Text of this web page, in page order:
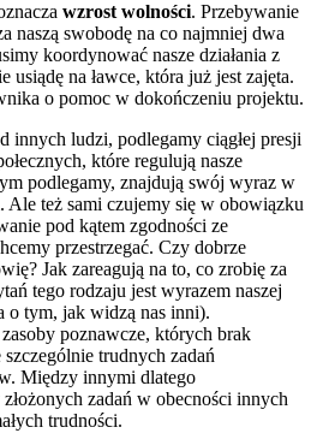
wzrost wolności. Przebywanie
naszą swobodę na co najmniej dwa
koordynować nasze działania z
usiądę na ławce, która już jest zajęta.
o pomoc w dokończeniu projektu.
innych ludzi, podlegamy ciągłej presji
które regulują nasze
podlegamy, znajdują swój wyraz w
też sami czujemy się w obowiązku
pod kątem zgodności ze
przestrzegać. Czy dobrze
Jak zareagują na to, co zrobię za
tego rodzaju jest wyrazem naszej
o tym, jak widzą nas inni).
poznawcze, których brak
trudnych zadań
Między innymi dlatego
zadań w obecności innych
trudności.